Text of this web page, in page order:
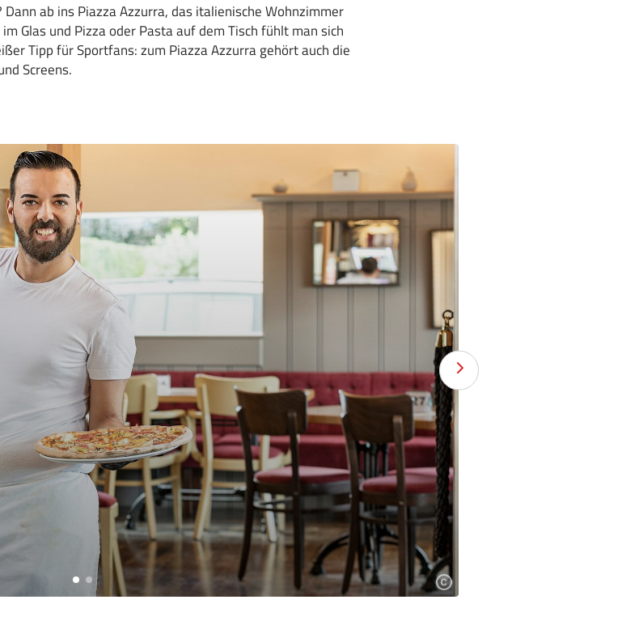
ab ins Piazza Azzurra, das italienische Wohnzimmer
Glas und Pizza oder Pasta auf dem Tisch fühlt man sich
Tipp für Sportfans: zum Piazza Azzurra gehört auch die
Screens.